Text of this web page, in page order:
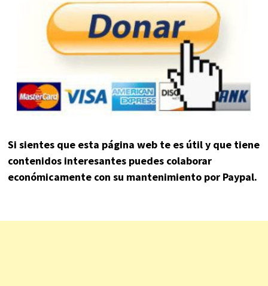
Si sientes que esta página web te es útil y que tiene
contenidos interesantes puedes colaborar
económicamente con su mantenimiento por Paypal.